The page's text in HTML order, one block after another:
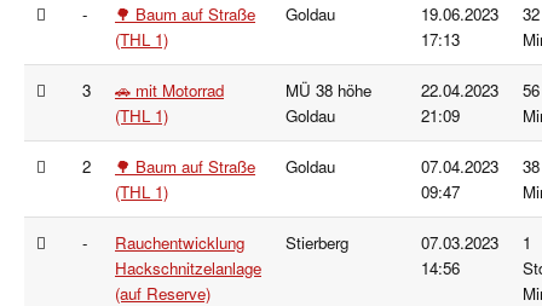
-
🌳 Baum auf Straße
(THL 1)
Goldau
19.06.2023
17:13
32
3
🚗 mit Motorrad
(THL 1)
MÜ 38 höhe
Goldau
22.04.2023
21:09
56
2
🌳 Baum auf Straße
(THL 1)
Goldau
07.04.2023
09:47
38
-
Rauchentwicklung
Hackschnitzelanlage
(auf Reserve)
Stierberg
07.03.2023
14:56
1